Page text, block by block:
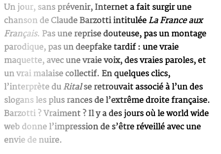
Un jour, sans prévenir, Internet a fait surgir une
chanson de Claude Barzotti intituléeLa France aux
Français. Pas une reprise douteuse, pas un montage
parodique, pas un deepfake tardif : une vraie
maquette, avec une vraie voix, des vraies paroles, et
un vrai malaise collectif. En quelques clics,
l’interprète duRitalse retrouvait associé à l’un des
slogans les plus rances de l’extrême droite française.
Barzotti ? Vraiment ? Il y a des jours où le world wide
web donne l’impression de s’être réveillé avec une
envie de nuire.